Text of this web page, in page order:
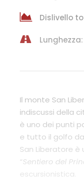
Dislivello
Il monte San
indiscussi della
è uno dei punti
e tutto il golfo
San Liberatore è
“Sentiero del
escursionistica.